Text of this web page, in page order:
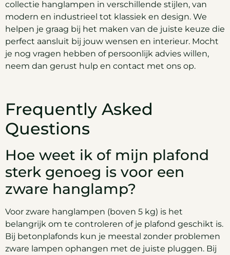
collectie hanglampen in verschillende stijlen, van
modern en industrieel tot klassiek en design. We
helpen je graag bij het maken van de juiste keuze die
perfect aansluit bij jouw wensen en interieur. Mocht
je nog vragen hebben of persoonlijk advies willen,
neem dan gerust hulp en contact met ons op.
Frequently Asked
Questions
Hoe weet ik of mijn plafond
sterk genoeg is voor een
zware hanglamp?
Voor zware hanglampen (boven 5 kg) is het
belangrijk om te controleren of je plafond geschikt is.
Bij betonplafonds kun je meestal zonder problemen
zware lampen ophangen met de juiste pluggen. Bij